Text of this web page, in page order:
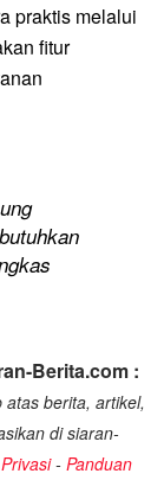
praktis melalui
fitur
Berita.com :
berita, artikel,
di siaran-
- Panduan